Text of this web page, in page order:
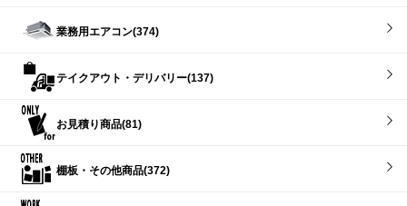
業務用エアコン(374)
テイクアウト・デリバリー(137)
お見積り商品(81)
棚板・その他商品(372)